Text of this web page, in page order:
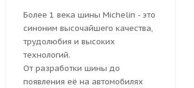
Более 1 века шины Michelin - это
синоним высочайшего качества,
трудолюбия и высоких
технологий.
От разработки шины до
появления её на автомобилях